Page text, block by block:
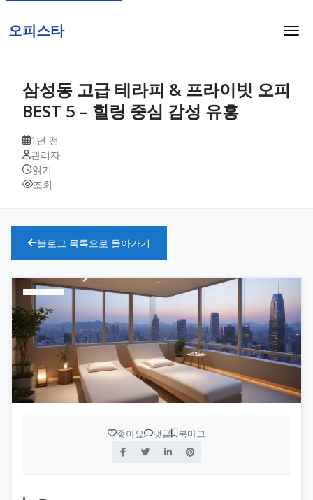
오피스타
삼성동 고급 테라피 & 프라이빗 오피
BEST 5 – 힐링 중심 감성 유흥
1년 전
관리자
읽기
조회
블로그 목록으로 돌아가기
좋아요 댓글 북마크